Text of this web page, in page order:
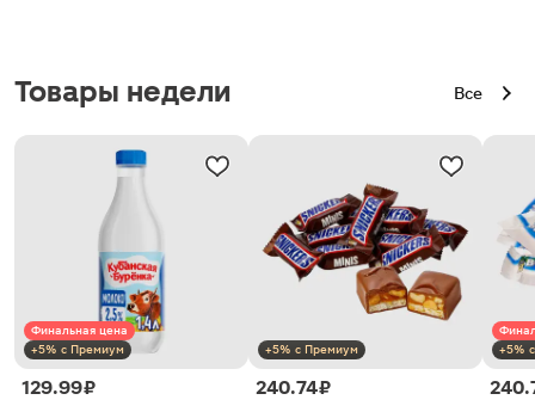
Товары недели Все
Финальная цена
+5% с Премиум
129.99 ₽
+5% с Премиум
240.74 ₽
+5%